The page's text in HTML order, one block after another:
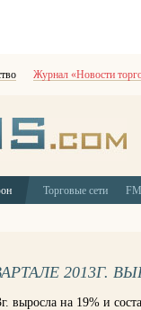
Журнал «Новости
Торговые сети
2013Г.
выросла на 19% и